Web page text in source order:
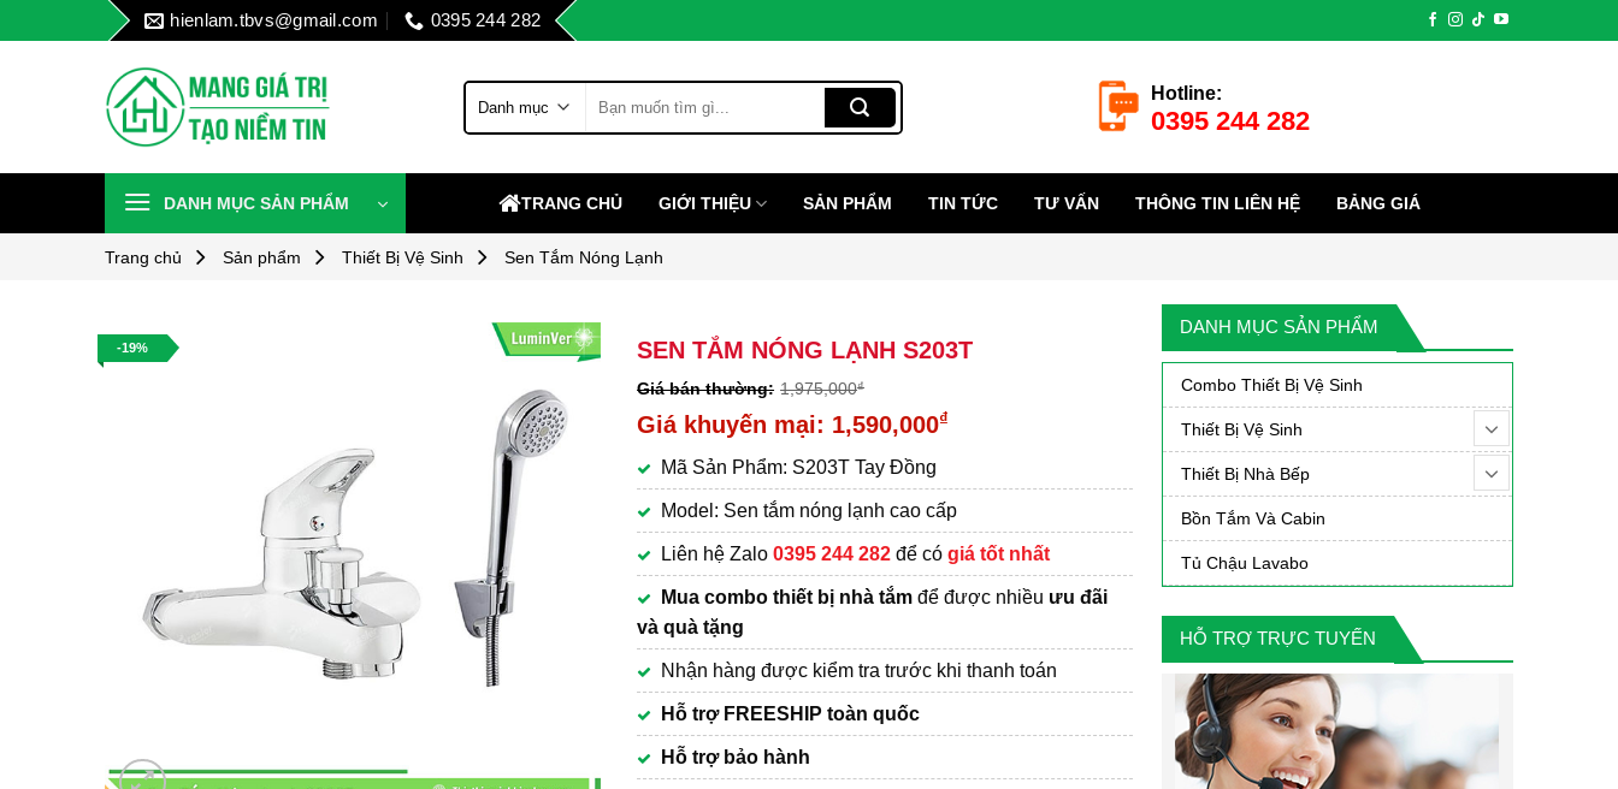
to
hienlam.tbvs@gmail.com 0395 244 282
kiếm:
Hotline:
0395 244 282
DANH MỤC SẢN PHẨM TRANG CHỦ GIỚI THIỆU SẢN PHẨM TIN TỨC TƯ VẤN THÔNG TIN LIÊN HỆ BẢNG GIÁ
Trang chủ Sản phẩm Thiết Bị Vệ Sinh Sen Tắm Nóng Lạnh
DANH MỤC SẢN PHẨM
Combo Thiết Bị Vệ Sinh
Thiết Bị Vệ Sinh
Thiết Bị Nhà Bếp
Bồn Tắm Và Cabin
Tủ Chậu Lavabo
HỖ TRỢ TRỰC TUYẾN
-19% SEN TẮM NÓNG LẠNH S203T
1,975,000₫
Giá
là:
1,975,000₫.
1,590,000₫
hiện
tại
là:
1,590,000₫.
Mã Sản Phẩm: S203T Tay Đồng
Model: Sen tắm nóng lạnh cao cấp
Liên hệ Zalo0395 244 282 để cógiá tốt nhất
Mua combo thiết bị nhà tắm để được nhiều ưu đãi
và quà tặng
Nhận hàng được kiểm tra trước khi thanh toán
Hỗ trợ FREESHIP toàn quốc
Hỗ trợ bảo hành